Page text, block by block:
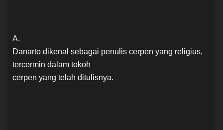
A.
Danarto dikenal sebagai penulis cerpen yang religius,
tercermin dalam tokoh
cerpen yang telah ditulisnya.